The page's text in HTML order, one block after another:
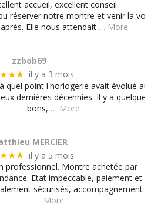
accueil, excellent conseil.
réserver notre montre et venir la
Elle nous attendait … More
zzbob69
il y a 3 mois
quel point l'horlogerie avait évolué au
dernières décennies. Il y a quelques
bons, … More
MERCIER
il y a 5 mois
professionnel. Montre achetée par
Etat impeccable, paiement et
sécurisés, accompagnement
More